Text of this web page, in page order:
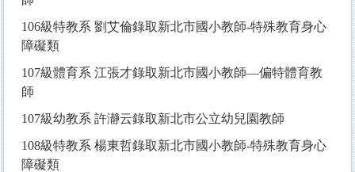
106級特教系 劉艾倫錄取新北市國小教師-特殊教育身心
障礙類
107級體育系 江張才錄取新北市國小教師—偏特體育教
師
107級幼教系 許瀞云錄取新北市公立幼兒園教師
108級特教系 楊東哲錄取新北市國小教師-特殊教育身心
障礙類